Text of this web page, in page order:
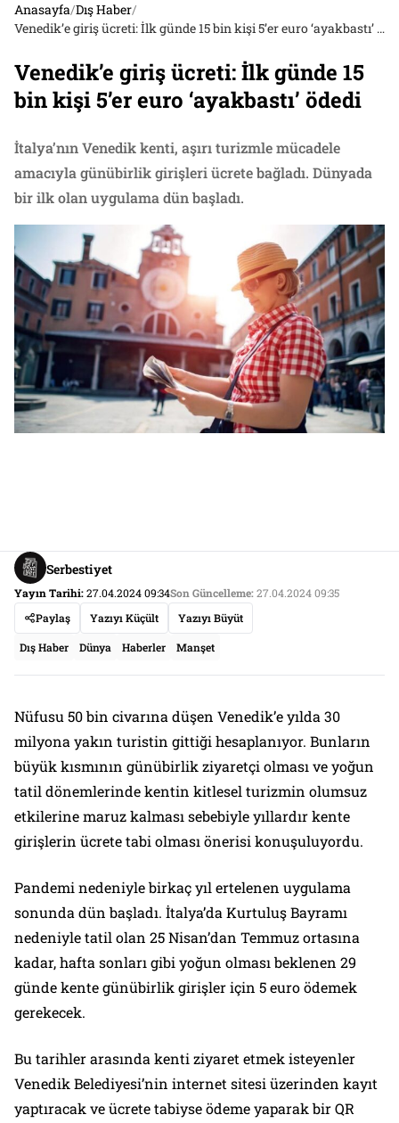
Anasayfa/Dış Haber/
Venedik’e giriş ücreti: İlk günde 15 bin kişi 5’er euro ‘ayakbastı’ ödedi
Venedik’e giriş ücreti: İlk günde 15
bin kişi 5’er euro ‘ayakbastı’ ödedi
İtalya’nın Venedik kenti, aşırı turizmle mücadele
amacıyla günübirlik girişleri ücrete bağladı. Dünyada
bir ilk olan uygulama dün başladı.
Serbestiyet
Yayın Tarihi:27.04.2024 09:34Son Güncelleme:27.04.2024 09:35
Paylaş
Yazıyı Küçült Yazıyı Büyüt
Dış Haber Dünya Haberler Manşet
Nüfusu 50 bin civarına düşen Venedik’e yılda 30
milyona yakın turistin gittiği hesaplanıyor. Bunların
büyük kısmının günübirlik ziyaretçi olması ve yoğun
tatil dönemlerinde kentin kitlesel turizmin olumsuz
etkilerine maruz kalması sebebiyle yıllardır kente
girişlerin ücrete tabi olması önerisi konuşuluyordu.
Pandemi nedeniyle birkaç yıl ertelenen uygulama
sonunda dün başladı. İtalya’da Kurtuluş Bayramı
nedeniyle tatil olan 25 Nisan’dan Temmuz ortasına
kadar, hafta sonları gibi yoğun olması beklenen 29
günde kente günübirlik girişler için 5 euro ödemek
gerekecek.
Bu tarihler arasında kenti ziyaret etmek isteyenler
Venedik Belediyesi’nin internet sitesi üzerinden kayıt
yaptıracak ve ücrete tabiyse ödeme yaparak bir QR